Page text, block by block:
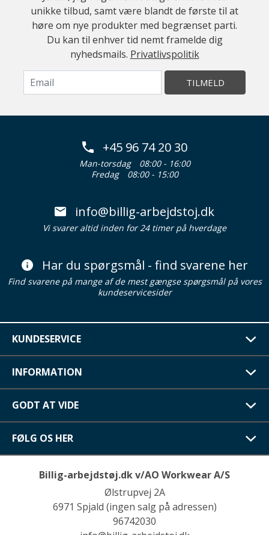
unikke tilbud, samt være blandt de første til at
høre om nye produkter med begrænset parti.
Du kan til enhver tid nemt framelde dig
nyhedsmails. Privatlivspolitik
TILMELD
+45 96 74 20 30
Man-torsdag
08:00 - 16:00
Fredag
08:00 - 15:00
info@billig-arbejdstoj.dk
Vi svarer altid inden for 24 timer på hverdage
Har du spørgsmål - find svarene her
Find svarene på mange af de mest gængse spørgsmål på vores
kundeservicesider
KUNDESERVICE
INFORMATION
GODT AT VIDE
FØLG OS HER
Billig-arbejdstøj.dk v/AO Workwear A/S
Ølstrupvej 2A
6971 Spjald (ingen salg på adressen)
96742030